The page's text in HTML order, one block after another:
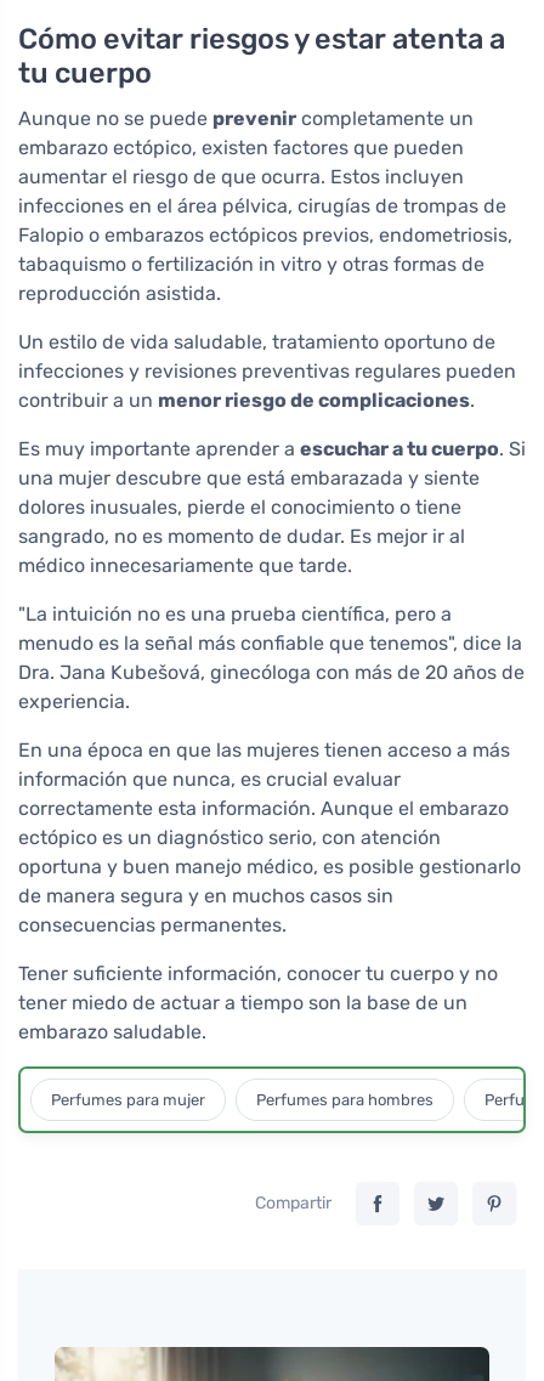
Cómo evitar riesgos y estar atenta a
tu cuerpo
Aunque no se puede prevenir completamente un
embarazo ectópico, existen factores que pueden
aumentar el riesgo de que ocurra. Estos incluyen
infecciones en el área pélvica, cirugías de trompas de
Falopio o embarazos ectópicos previos, endometriosis,
tabaquismo o fertilización in vitro y otras formas de
reproducción asistida.
Un estilo de vida saludable, tratamiento oportuno de
infecciones y revisiones preventivas regulares pueden
contribuir a un menor riesgo de complicaciones.
Es muy importante aprender a escuchar a tu cuerpo. Si
una mujer descubre que está embarazada y siente
dolores inusuales, pierde el conocimiento o tiene
sangrado, no es momento de dudar. Es mejor ir al
médico innecesariamente que tarde.
"La intuición no es una prueba científica, pero a
menudo es la señal más confiable que tenemos", dice la
Dra. Jana Kubešová, ginecóloga con más de 20 años de
experiencia.
En una época en que las mujeres tienen acceso a más
información que nunca, es crucial evaluar
correctamente esta información. Aunque el embarazo
ectópico es un diagnóstico serio, con atención
oportuna y buen manejo médico, es posible gestionarlo
de manera segura y en muchos casos sin
consecuencias permanentes.
Tener suficiente información, conocer tu cuerpo y no
tener miedo de actuar a tiempo son la base de un
embarazo saludable.
Perfumes para mujer Perfumes para hombres
Compartir